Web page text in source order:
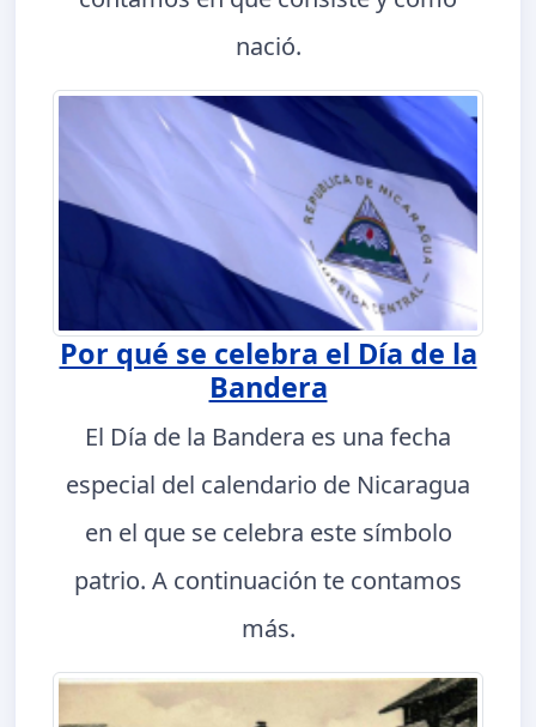
nació.
Por qué se celebra el Día de la
Bandera
El Día de la Bandera es una fecha
especial del calendario de Nicaragua
en el que se celebra este símbolo
patrio. A continuación te contamos
más.